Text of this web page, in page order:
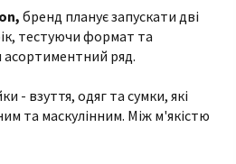
бренд планує запускати дві
тестуючи формат та
ряд.
- взуття, одяг та сумки, які
та маскулінним. Між м'якістю